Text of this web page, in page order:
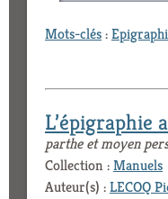
Mots-clés:
L’épigraphie
parthe et moyen
Collection :Manuels
Auteur(s) :LECOQ